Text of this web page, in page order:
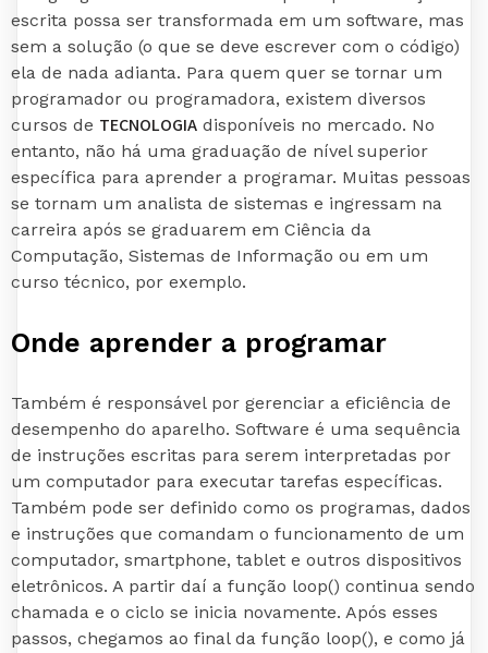
escrita possa ser transformada em um software, mas
sem a solução (o que se deve escrever com o código)
ela de nada adianta. Para quem quer se tornar um
programador ou programadora, existem diversos
cursos de TECNOLOGIA disponíveis no mercado. No
entanto, não há uma graduação de nível superior
específica para aprender a programar. Muitas pessoas
se tornam um analista de sistemas e ingressam na
carreira após se graduarem em Ciência da
Computação, Sistemas de Informação ou em um
curso técnico, por exemplo.
Onde aprender a programar
Também é responsável por gerenciar a eficiência de
desempenho do aparelho. Software é uma sequência
de instruções escritas para serem interpretadas por
um computador para executar tarefas específicas.
Também pode ser definido como os programas, dados
e instruções que comandam o funcionamento de um
computador, smartphone, tablet e outros dispositivos
eletrônicos. A partir daí a função loop() continua sendo
chamada e o ciclo se inicia novamente. Após esses
passos, chegamos ao final da função loop(), e como já